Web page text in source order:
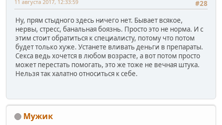
#28
11 августа 2017, 12:33:59
Ну, прям стыдного здесь ничего нет. Бывает всякое,
нервы, стресс, банальная боязнь. Просто это не норма. И с
этим стоит обратиться к специалисту, потому что потом
будет только хуже. Устанете вливать деньги в препараты.
Секса ведь хочется в любом возрасте, а вот потом просто
может перестать помогать, это же тоже не вечная штука.
Нельзя так халатно относиться к себе.
Мужик